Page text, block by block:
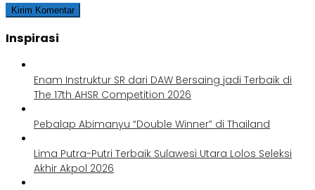
Inspirasi
Enam Instruktur SR dari DAW Bersaing jadi Terbaik di
The 17th AHSR Competition 2026
Pebalap Abimanyu “Double Winner” di Thailand
Lima Putra-Putri Terbaik Sulawesi Utara Lolos Seleksi
Akhir Akpol 2026